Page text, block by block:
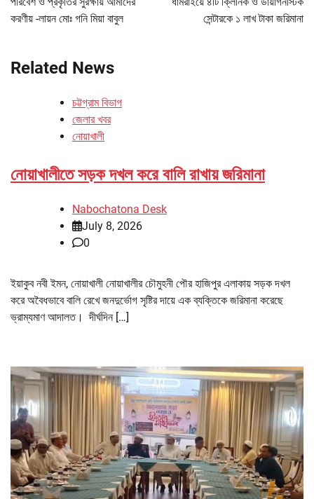
করণীয় -লায়ন মোঃ গনি মিয়া বাবুল
সেন্টারকে ১ লাখ টাকা জরিমানা
Related News
চট্টগ্রাম বিভাগ
জেলার খবর
নোয়াখালী
নোয়াখালীতে সড়ক দখল করে বালি রাখায় জরিমানা
Nabochatona Desk
July 8, 2026
0
ইয়াকুব নবী ইমন, নোয়াখালী নোয়াখালীর চৌমুহনী পৌর হাজিপুর এলাকায় সড়ক দখল
করে অবৈধভাবে বালি রেখে জনদুর্ভোগ সৃষ্টির দায়ে এক ব্যক্তিকে জরিমানা করেছে
ভ্রাম্যমাণ আদালত। দীর্ঘদিন […]